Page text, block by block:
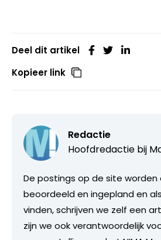
Deel dit artikel
Kopieer link
Redactie
Hoofdredactie bij
De postings op de site
beoordeeld en ingepland en
vinden, schrijven we zelf een
zijn we ook verantwoordelijk